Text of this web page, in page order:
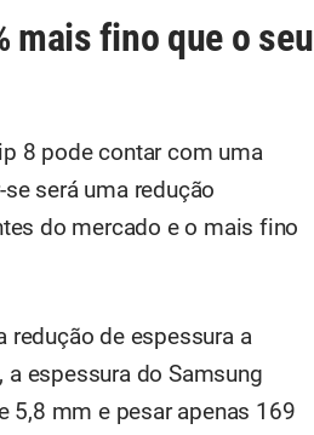
mais fino que o seu
8 pode contar com uma
será uma redução
do mercado e o mais fino
redução de espessura a
espessura do Samsung
5,8 mm e pesar apenas 169